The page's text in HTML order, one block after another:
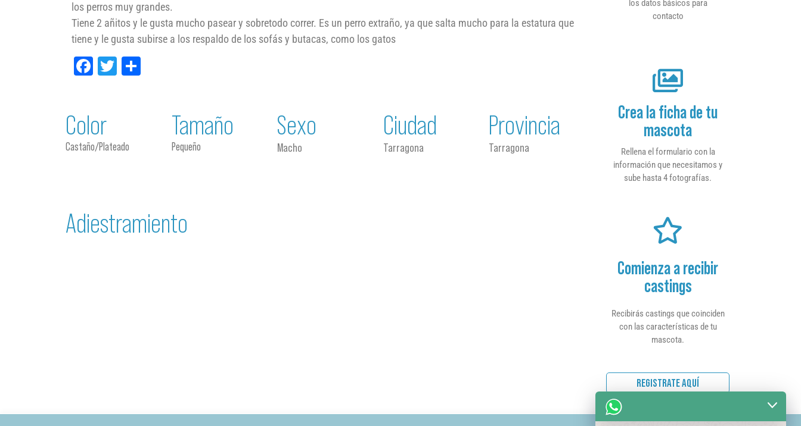
los perros muy grandes.
Tiene 2 añitos y le gusta mucho pasear y sobretodo correr. Es un perro extraño, ya que salta mucho para la estatura que
tiene y le gusta subirse a los respaldo de los sofás y butacas, como los gatos
Facebook
Twitter
Color
Castaño/Plateado
Tamaño
Pequeño
Sexo
Macho
Ciudad
Tarragona
Provincia
Tarragona
Adiestramiento
los datos básicos para
contacto
Crea la ficha de tu
mascota
Rellena el formulario con la
información que necesitamos y
sube hasta 4 fotografías.
Comienza a recibir
castings
Recibirás castings que coinciden
con las características de tu
mascota.
REGISTRATE AQUÍ